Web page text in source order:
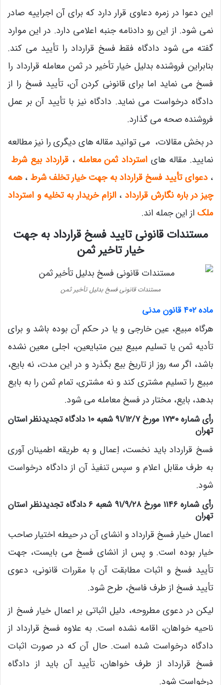
این دعوا در زمره دعاوی قرار دارد که برای آن اجراییه صادر
نمی شود. از این رو دادنامه جنبه اعلامی دارد. در این موارد
گفته می شود دادگاه فقط فسخ قرارداد را تأیید می کند.
بنابراین فروشنده بدلیل خیار تأخیر در ثمن معامله قرارداد را
فسخ می نماید اما برای قانونی کردن آن، تأیید فسخ را از
دادگاه درخواست می نماید. دادگاه نیز با تأیید آن بر عمل
فروشنده صحه می گذارد.
در بخش مقالات، می توانید مقاله های دیگری را نیز مطالعه
نمایید. مقاله های استرداد ثمن معامله ،قرارداد بیع شرط
،دعوای تأیید فسخ قرارداد به جهت خیار تخلف شرط ،همه
چیز در باره نگارش قرارداد،الزام خریدار به تخلیه و استرداد
ملک از این جمله اند.
مستندات قانونی تایید فسخ قرارداد به جهت
خیار تاخیر ثمن
مستندات قانونی فسخ بدلیل تأخیر ثمن
ماده ۴۰۲ قانون مدنی
هرگاه مبیع، عین خارجی و یا در حکم آن بوده باشد و برای
تأدیه ثمن یا تسلیم مبیع بین متبایعین، اجلی معین نشده
باشد، اگر سه روز از تاریخ بیع بگذرد و در این مدت، نه بایع،
مبیع را تسلیم مشتری کند و نه مشتری، تمام ثمن را به بایع
بدهد، بایع، مختار در فسخ معامله می شود.
رأی شماره ۱۷۳۰ مورخ ۹۱/۱۲/۷ شعبه ۱۰ دادگاه تجدیدنظر استان
تهران
فسخ قرارداد باید نخست، اِعمال و به طریقه اطمینان آوری
به طرف مقابل اعلام و سپس تنفیذ آن از دادگاه درخواست
شود.
رأی شماره ۱۱۴۶ مورخ ۹۱/۹/۲۸ شعبه ۶ دادگاه تجدیدنظر استان
تهران
اعمال خیار فسخ قرارداد و انشای آن در حیطه اختیار صاحب
خیار بوده است. و پس از انشای فسخ می بایست، جهت
تأیید فسخ و اثبات مطابقت آن با مقررات قانونی، دعوی
تأیید فسخ از طرف فاسخ، طرح شود.
لیکن در دعوی مطروحه، دلیل اثباتی بر اعمال خیار فسخ از
ناحیه خواهان، اقامه نشده است. به علاوه فسخ قرارداد از
دادگاه درخواست شده است. حال آن که در صورت اثبات
فسخ قرارداد از طرف خواهان، تأیید آن باید از دادگاه
درخواست شود.